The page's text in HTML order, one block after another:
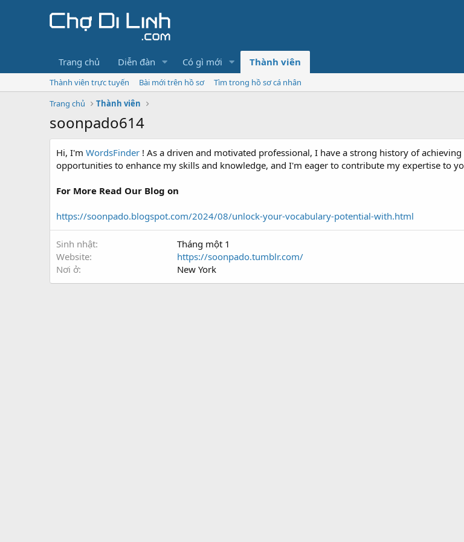
Trang chủ Diễn đàn Có gì mới Thành viên
Thành viên trực tuyến Bài mới trên hồ sơ
Tìm trong hồ sơ cá nhân
Trang chủ
Thành viên
soonpado614
Hi, I'm WordsFinder ! As a driven and motivated professional, I have a strong history of
opportunities to enhance my skills and knowledge, and I'm eager to contribute my expertise to
For More Read Our Blog on
https://soonpado.blogspot.com/2024/08/unlock-your-vocabulary-potential-with.html
Sinh nhật
Tháng một 1
Website
https://soonpado.tumblr.com/
Nơi ở
New York